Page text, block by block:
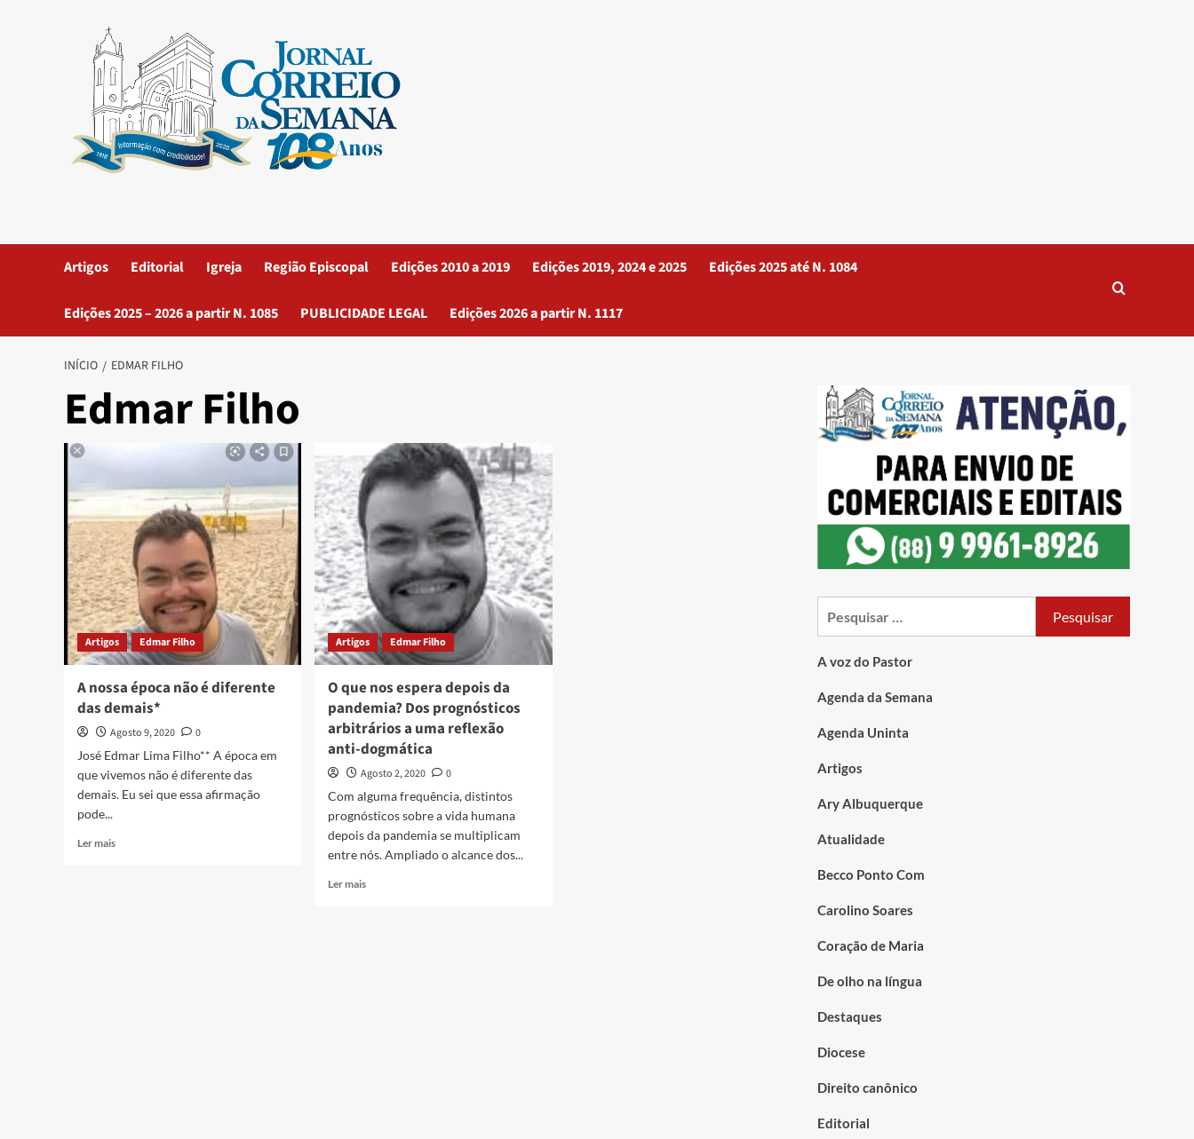
Artigos Editorial Igreja Região Episcopal Edições 2010 a 2019 Edições 2019, 2024 e 2025 Edições 2025 até N. 1084
Edições 2025 – 2026 a partir N. 1085 PUBLICIDADE LEGAL Edições 2026 a partir N. 1117
INÍCIO EDMAR FILHO
Edmar Filho
Artigos Edmar Filho
A nossa época não é diferente
das demais*
Agosto 9, 2020
0
José Edmar Lima Filho** A época em
que vivemos não é diferente das
demais. Eu sei que essa afirmação
pode...
Ler mais
Artigos Edmar Filho
O que nos espera depois da
pandemia? Dos prognósticos
arbitrários a uma reflexão
anti-dogmática
Agosto 2, 2020
0
Com alguma frequência, distintos
prognósticos sobre a vida humana
depois da pandemia se multiplicam
entre nós. Ampliado o alcance dos...
Ler mais
A voz do Pastor
Agenda da Semana
Agenda Uninta
Artigos
Ary Albuquerque
Atualidade
Becco Ponto Com
Carolino Soares
Coração de Maria
De olho na língua
Destaques
Diocese
Direito canônico
Editorial